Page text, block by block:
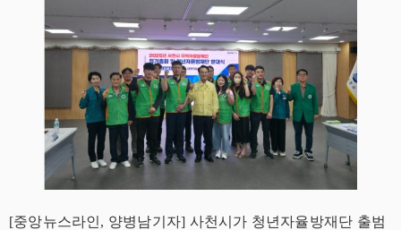
[중앙뉴스라인, 양병남기자] 사천시가 청년자율방재단 출범